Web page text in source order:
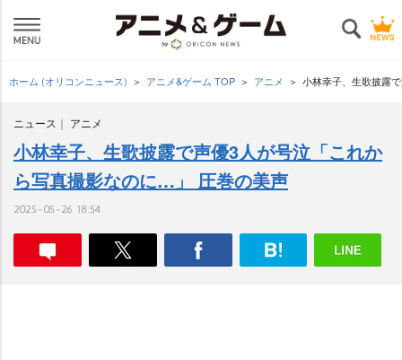
ホーム (オリコンニュース) アニメ&ゲーム TOP アニメ 小林幸子、生歌披露
ニュース アニメ
小林幸子、生歌披露で声優3人が号泣「これか
ら写真撮影なのに…」 圧巻の美声
2025-05-26 18:54